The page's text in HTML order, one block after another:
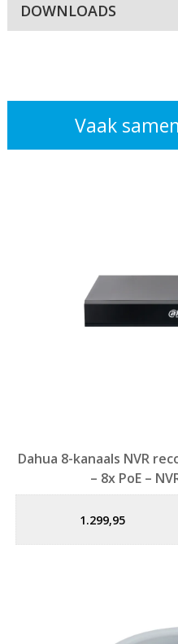
Vaak
Dahua 8-kanaals NVR
– 8x PoE –
1.299,95
DOWNLOADS